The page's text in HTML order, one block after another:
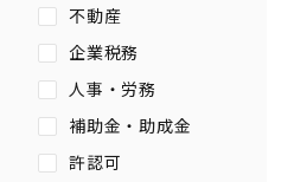
不動産
企業税務
人事・労務
補助金・助成金
許認可